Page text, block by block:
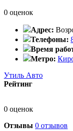
0 оценок
Адрес:
Телефоны:
Время
Метро:
Утиль Авто
Рейтинг
0 оценок
Отзывы 0 отзывов